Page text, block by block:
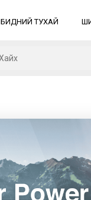
БИДНИЙ ТУХАЙ